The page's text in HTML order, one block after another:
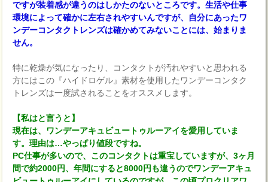
ですが装着感が違うのはしかたのないところです。生活や仕事
環境によって確かに左右されやすいんですが、自分にあったワ
ンデーコンタクトレンズは確かめてみないことには、始まりま
せん。
特に乾燥が気になったり、コンタクトが汚れやすいと思われる
方にはこの『ハイドロゲル』素材を使用したワンデーコンタク
トレンズは一度試されることをオススメします。
【私はと言うと】
現在は、ワンデーアキュビュートゥルーアイを愛用していま
す。理由は…やっぱり値段ですね。
PC仕事が多いので、このコンタクトは重宝していますが、3ヶ月
間で約2000円、年間にすると8000円も違うのでワンデーアキュ